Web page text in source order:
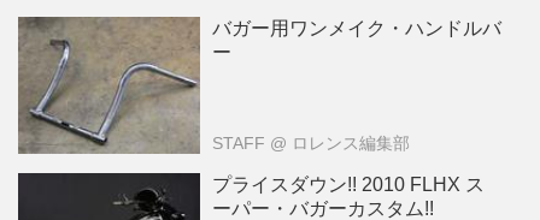
バガー用ワンメイク・ハンドルバ
ー
STAFF @ ロレンス編集部
プライスダウン!! 2010 FLHX ス
ーパー・バガーカスタム!!